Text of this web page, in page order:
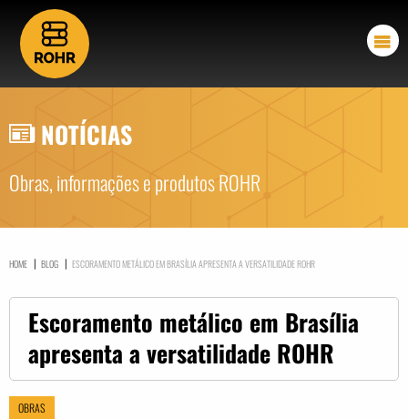
NOTÍCIAS
Obras, informações e produtos ROHR
HOME | BLOG | ESCORAMENTO METÁLICO EM BRASÍLIA APRESENTA A VERSATILIDADE ROHR
Escoramento metálico em Brasília
apresenta a versatilidade ROHR
OBRAS